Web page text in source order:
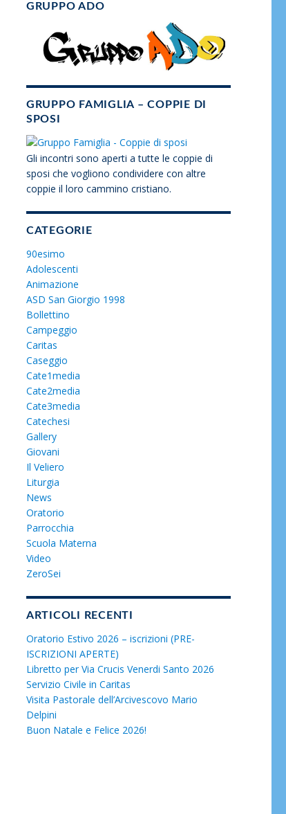
GRUPPO ADO
GRUPPO FAMIGLIA – COPPIE DI
SPOSI
Gli incontri sono aperti a tutte le coppie di
sposi che vogliono condividere con altre
coppie il loro cammino cristiano.
CATEGORIE
90esimo
Adolescenti
Animazione
ASD San Giorgio 1998
Bollettino
Campeggio
Caritas
Caseggio
Cate1media
Cate2media
Cate3media
Catechesi
Gallery
Giovani
Il Veliero
Liturgia
News
Oratorio
Parrocchia
Scuola Materna
Video
ZeroSei
ARTICOLI RECENTI
Oratorio Estivo 2026 – iscrizioni (PRE-
ISCRIZIONI APERTE)
Libretto per Via Crucis Venerdi Santo 2026
Servizio Civile in Caritas
Visita Pastorale dell’Arcivescovo Mario
Delpini
Buon Natale e Felice 2026!